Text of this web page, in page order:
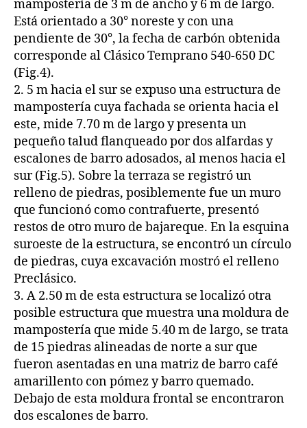
mampostería de 3 m de ancho y 6 m de largo.
Está orientado a 30° noreste y con una
pendiente de 30°, la fecha de carbón obtenida
corresponde al Clásico Temprano 540-650 DC
(Fig.4).
2. 5 m hacia el sur se expuso una estructura de
mampostería cuya fachada se orienta hacia el
este, mide 7.70 m de largo y presenta un
pequeño talud flanqueado por dos alfardas y
escalones de barro adosados, al menos hacia el
sur (Fig.5). Sobre la terraza se registró un
relleno de piedras, posiblemente fue un muro
que funcionó como contrafuerte, presentó
restos de otro muro de bajareque. En la esquina
suroeste de la estructura, se encontró un círculo
de piedras, cuya excavación mostró el relleno
Preclásico.
3. A 2.50 m de esta estructura se localizó otra
posible estructura que muestra una moldura de
mampostería que mide 5.40 m de largo, se trata
de 15 piedras alineadas de norte a sur que
fueron asentadas en una matriz de barro café
amarillento con pómez y barro quemado.
Debajo de esta moldura frontal se encontraron
dos escalones de barro.